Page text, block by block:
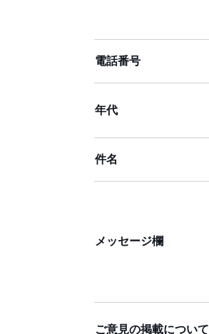
電話番号
年代
件名
メッセージ欄
ご意見の掲載について